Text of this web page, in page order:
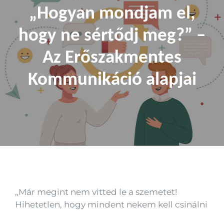
Szolgáltatások
Cégeknek
Oktatás
Cikkeink
Kapcsolat
„Hogyan mondjam el,
hogy ne sértődj meg?” –
Az Erőszakmentes
Kommunikáció alapjai
„Már megint nem vitted le a szemetet!
Hihetetlen, hogy mindent nekem kell csinálni